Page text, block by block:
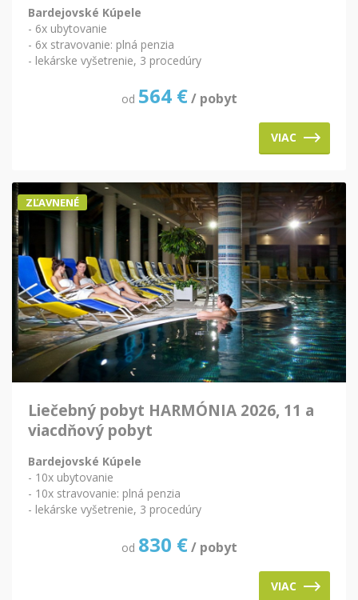
Bardejovské Kúpele
- 6x ubytovanie
- 6x stravovanie: plná penzia
- lekárske vyšetrenie, 3 procedúry
od 564 € / pobyt
VIAC
ZĽAVNENÉ
Liečebný pobyt HARMÓNIA 2026, 11 a
viacdňový pobyt
Bardejovské Kúpele
- 10x ubytovanie
- 10x stravovanie: plná penzia
- lekárske vyšetrenie, 3 procedúry
od 830 € / pobyt
VIAC